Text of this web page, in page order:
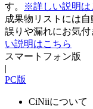
す。
※詳しい説明は
成果物リストには
誤りや漏れにお気付
い説明はこちら
スマートフォン版
|
PC版
CiNiiについて